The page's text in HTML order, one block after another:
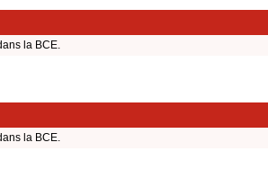
la BCE.
la BCE.